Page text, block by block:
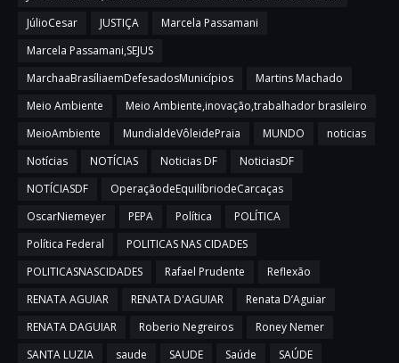
JúlioCesar
JUSTIÇA
Marcela Passamani
Marcela Passamani,SEJUS
MarchaaBrasíliaemDefesadosMunicípios
Martins Machado
Meio Ambiente
Meio Ambiente,inovação,trabalhador brasileiro
MeioAmbiente
MundialdeVôleidePraia MUNDO
noticias
Notícias
NOTÍCIAS Noticias DF
NoticiasDF
NOTÍCIASDF
OperaçãodeEquilíbriodeCarcaças
OscarNiemeyer
PEPA Política
POLÍTICA
Política Federal
POLITICAS NAS CIDADES
POLITICASNASCIDADES
Rafael Prudente
Reflexão
RENATA AGUIAR
RENATA D'AGUIAR
Renata D’Aguiar
RENATA DAGUIAR
Roberio Negreiros
Roney Nemer
SANTA LUZIA
saude SAUDE Saúde
SAÚDE